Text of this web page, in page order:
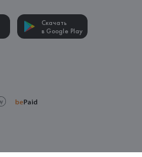
Скачать
в Google Play